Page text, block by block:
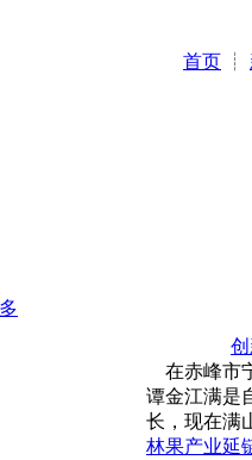
首页 ┊
在赤峰市
谭金江满是
长，现在满
林果产业延